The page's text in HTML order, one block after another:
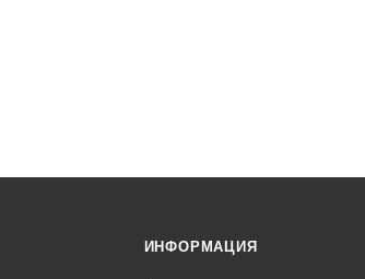
ИНФОРМАЦИЯ